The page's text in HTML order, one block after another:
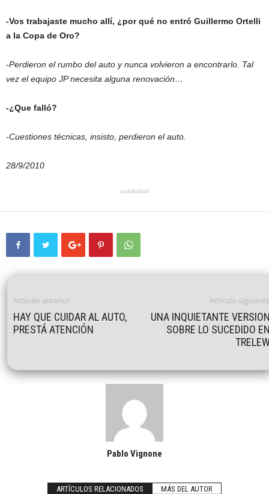
-Vos trabajaste mucho allí, ¿por qué no entró Guillermo Ortelli
a la Copa de Oro?
-Perdieron el rumbo del auto y nunca volvieron a encontrarlo. Tal
vez el equipo JP necesita alguna renovación…
-¿Que falló?
-Cuestiones técnicas, insisto, perdieron el auto.
28/9/2010
publicidad
Artículo anterior
HAY QUE CUIDAR AL AUTO,
PRESTÁ ATENCIÓN
Artículo
UNA INQUIETANTE
SOBRE LO SUCEDIDO
Pablo Vignone
ARTÍCULOS RELACIONADOS MÁS DEL AUTOR